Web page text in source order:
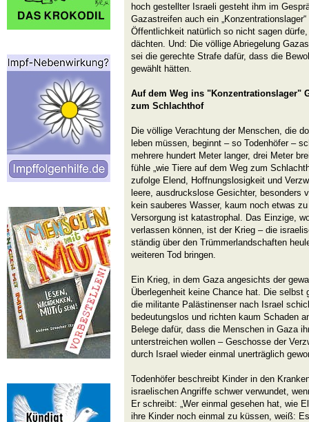
hoch gestellter Israeli gesteht ihm im
Gazastreifen auch ein
Öffentlichkeit natürlich so nicht sagen
dächten. Und: Die völlige Abriegelung
sei die gerechte Strafe dafür, dass die
gewählt hätten.
Auf dem Weg ins "Konzentrationslager"
zum Schlachthof
Die völlige Verachtung der Menschen, die
leben müssen, beginnt – so Todenhöfer –
mehrere hundert Meter langer, drei Meter
fühle „wie Tiere auf dem Weg zum
zufolge Elend, Hoffnungslosigkeit und
leere, ausdruckslose Gesichter, besonders
kein sauberes Wasser, kaum noch etwas
Versorgung ist katastrophal. Das Einzige,
verlassen können, ist der Krieg – die
ständig über den Trümmerlandschaften
weiteren Tod bringen.
Ein Krieg, in dem Gaza angesichts der
Überlegenheit keine Chance hat. Die
die militante Palästinenser nach Israel
bedeutungslos und richten kaum Schaden
Belege dafür, dass die Menschen in Gaza
unterstreichen wollen – Geschosse der
durch Israel wieder einmal unerträglich
Todenhöfer beschreibt Kinder in den
israelischen Angriffe schwer verwundet,
Er schreibt: „Wer einmal gesehen hat, wie
ihre Kinder noch einmal zu küssen, weiß: